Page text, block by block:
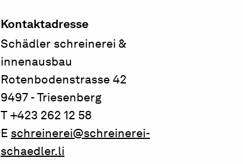
Kontaktadresse
Schädler schreinerei &
innenausbau
Rotenbodenstrasse 42
9497 - Triesenberg
T +423 262 12 58
E schreinerei@schreinerei-
schaedler.li